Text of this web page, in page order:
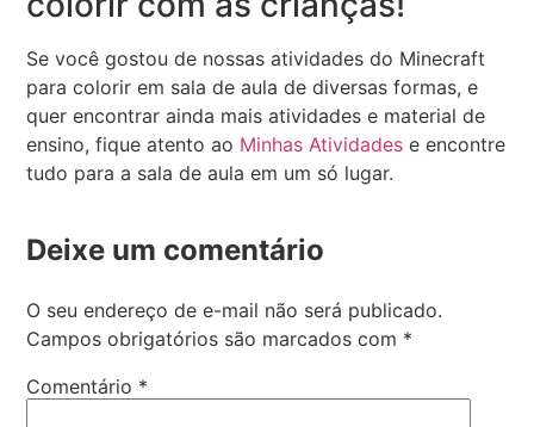
Se você gostou de nossas atividades do Minecraft
para colorir em sala de aula de diversas formas, e
quer encontrar ainda mais atividades e material de
ensino, fique atento ao Minhas Atividades e encontre
tudo para a sala de aula em um só lugar.
Deixe um comentário
O seu endereço de e-mail não será publicado.
Campos obrigatórios são marcados com *
Comentário *